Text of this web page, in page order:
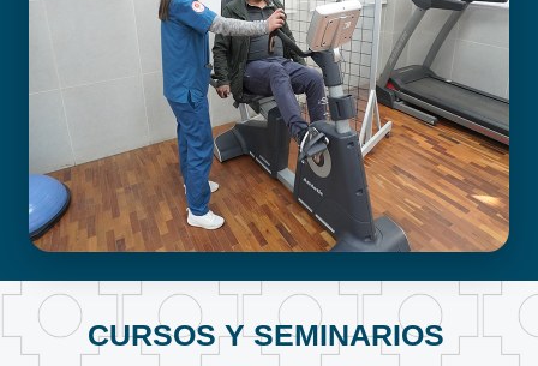
FISIOTERAPIA Y KINESIOLOGÍA
CURSOS Y SEMINARIOS